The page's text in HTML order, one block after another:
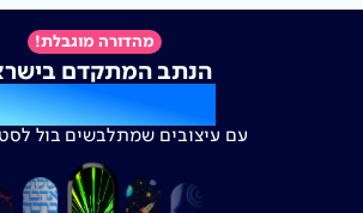
מהדורה מוגבלת!
הנתב המתקדם
מקבל לוק
עם עיצובים שמתלבשים בול